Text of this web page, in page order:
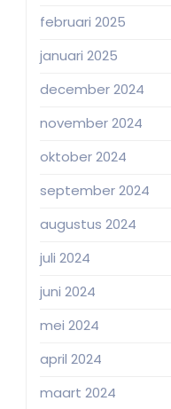
februari 2025
januari 2025
december 2024
november 2024
oktober 2024
september 2024
augustus 2024
juli 2024
juni 2024
mei 2024
april 2024
maart 2024